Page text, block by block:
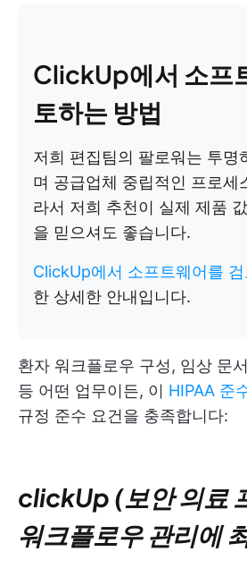
ClickUp에서 소프
토하는 방법
저희 편집팀의 팔로워는 투명
며 공급업체 중립적인 프로세
라서 저희 추천이 실제 제품
을 믿으셔도 좋습니다.
ClickUp에서 소프트웨어를
한 상세한 안내입니다.
환자 워크플로우 구성, 임상 문
등 어떤 업무이든, 이 HIPAA 준
규정 준수 요건을 충족합니다:
clickUp (보안 의료
워크플로우 관리에